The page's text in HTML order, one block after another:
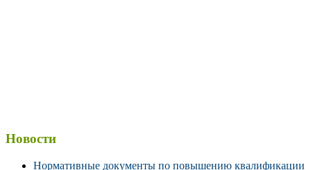
Новости
Нормативные документы по повышению квалификации